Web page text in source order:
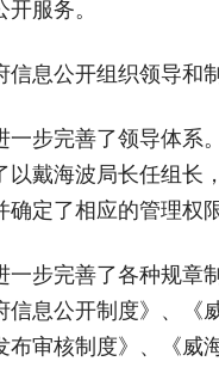
服务。
息公开组织领导和
完善了领导体系。
以戴海波局长任组长
定了相应的管理权
完善了各种规章制
信息公开制度》、《
布审核制度》、《威